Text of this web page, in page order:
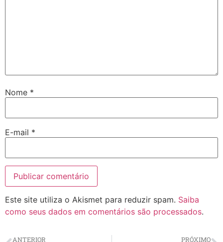
Nome *
E-mail *
Este site utiliza o Akismet para reduzir spam. Saiba
como seus dados em comentários são processados.
ANTERIOR PRÓXIMO